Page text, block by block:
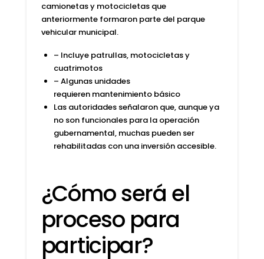
camionetas y motocicletas que
anteriormente formaron parte del parque
vehicular municipal.
– Incluye patrullas, motocicletas y
cuatrimotos
– Algunas unidades
requieren mantenimiento básico
Las autoridades señalaron que, aunque ya
no son funcionales para la operación
gubernamental, muchas pueden ser
rehabilitadas con una inversión accesible.
¿Cómo será el
proceso para
participar?